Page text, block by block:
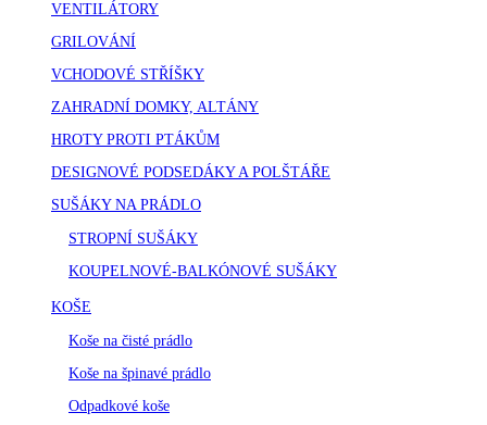
VENTILÁTORY
GRILOVÁNÍ
VCHODOVÉ STŘÍŠKY
ZAHRADNÍ DOMKY, ALTÁNY
HROTY PROTI PTÁKŮM
DESIGNOVÉ PODSEDÁKY A POLŠTÁŘE
SUŠÁKY NA PRÁDLO
STROPNÍ SUŠÁKY
KOUPELNOVÉ-BALKÓNOVÉ SUŠÁKY
KOŠE
Koše na čisté prádlo
Koše na špinavé prádlo
Odpadkové koše